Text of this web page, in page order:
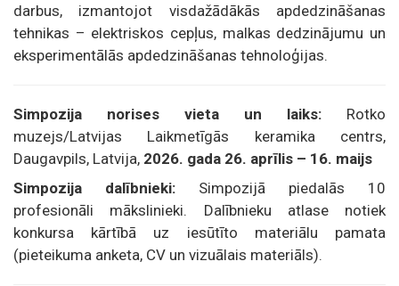
darbus, izmantojot visdažādākās apdedzināšanas
tehnikas – elektriskos cepļus, malkas dedzinājumu un
eksperimentālās apdedzināšanas tehnoloģijas.
Simpozija norises vieta un laiks: Rotko
muzejs/Latvijas Laikmetīgās keramika centrs,
Daugavpils, Latvija, 2026. gada 26. aprīlis – 16. maijs
Simpozija dalībnieki: Simpozijā piedalās 10
profesionāli mākslinieki. Dalībnieku atlase notiek
konkursa kārtībā uz iesūtīto materiālu pamata
(pieteikuma anketa, CV un vizuālais materiāls).